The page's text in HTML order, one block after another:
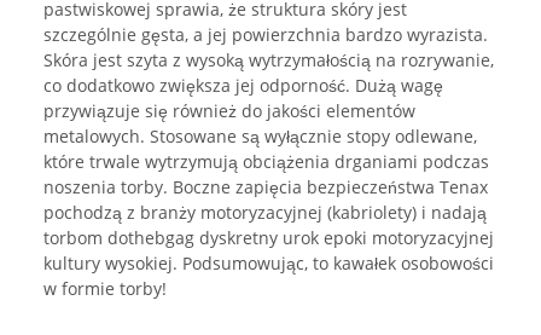
pastwiskowej sprawia, że struktura skóry jest
szczególnie gęsta, a jej powierzchnia bardzo wyrazista.
Skóra jest szyta z wysoką wytrzymałością na rozrywanie,
co dodatkowo zwiększa jej odporność. Dużą wagę
przywiązuje się również do jakości elementów
metalowych. Stosowane są wyłącznie stopy odlewane,
które trwale wytrzymują obciążenia drganiami podczas
noszenia torby. Boczne zapięcia bezpieczeństwa Tenax
pochodzą z branży motoryzacyjnej (kabriolety) i nadają
torbom dothebgag dyskretny urok epoki motoryzacyjnej
kultury wysokiej. Podsumowując, to kawałek osobowości
w formie torby!